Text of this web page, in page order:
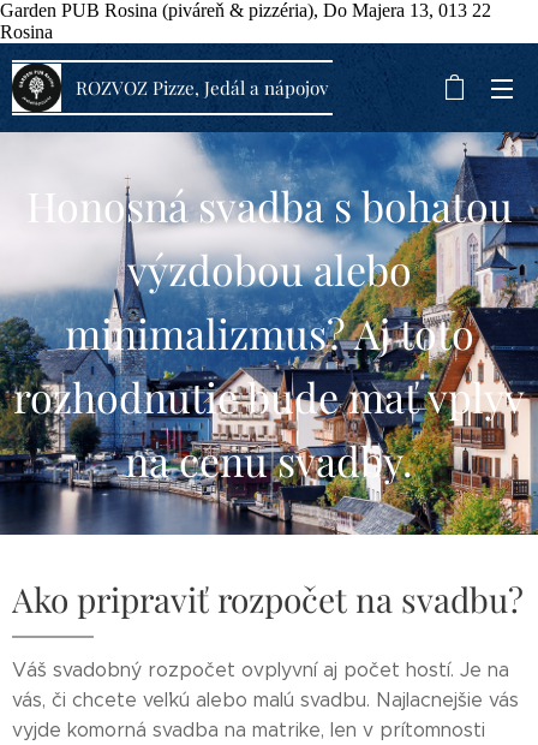
Garden PUB Rosina (piváreň & pizzéria), Do Majera 13, 013 22
Rosina
ROZVOZ Pizze, Jedál a nápojov
Honosná svadba s bohatou
výzdobou alebo
minimalizmus? Aj toto
rozhodnutie bude mať vplyv
na cenu svadby.
Ako pripraviť rozpočet na svadbu?
Váš svadobný rozpočet ovplyvní aj počet hostí. Je na
vás, či chcete veľkú alebo malú svadbu. Najlacnejšie vás
vyjde komorná svadba na matrike, len v prítomnosti